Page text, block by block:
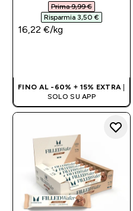
Prima 9,99 €‎
Risparmia 3,50 €‎
16,22 €‎/kg
FINO AL -60% + 15% EXTRA |
SOLO SU APP